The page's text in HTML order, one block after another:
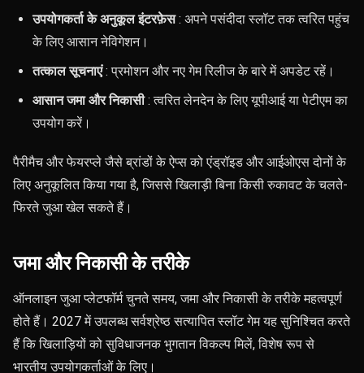
उपयोगकर्ता के अनुकूल इंटरफ़ेस: अपने पसंदीदा स्लॉट तक त्वरित पहुंच
के लिए आसान नेविगेशन।
तत्काल सूचनाएं: प्रमोशन और नए गेम रिलीज के बारे में अपडेट रहें।
आसान जमा और निकासी: त्वरित लेनदेन के लिए यूपीआई या पेटीएम का
उपयोग करें।
पैरीमैच और फेयरप्ले जैसे ब्रांडों के ऐप्स को एंड्रॉइड और आईओएस दोनों के
लिए अनुकूलित किया गया है, जिससे खिलाड़ी बिना किसी रुकावट के चलते-
फिरते जुआ खेल सकते हैं।
जमा और निकासी के तरीके
ऑनलाइन जुआ प्लेटफॉर्म चुनते समय, जमा और निकासी के तरीके महत्वपूर्ण
होते हैं। 2027 में उपलब्ध सर्वश्रेष्ठ सत्यापित स्लॉट गेम यह सुनिश्चित करते
हैं कि खिलाड़ियों को सुविधाजनक भुगतान विकल्प मिलें, विशेष रूप से
भारतीय उपयोगकर्ताओं के लिए।